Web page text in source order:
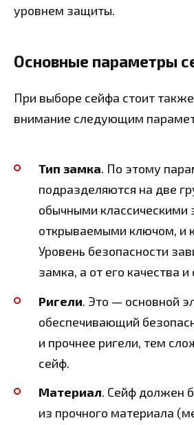
уровнем защиты.
Основные параметры
При выборе сейфа стоит
внимание следующим
Тип замка. По этому
подразделяются на две
обычными классическими
открываемыми ключом, и
Уровень безопасности
замка, а от его качества
Ригели. Это — основной
обеспечивающий
и прочнее ригели, тем
сейф.
Материал. Сейф должен
из прочного материала